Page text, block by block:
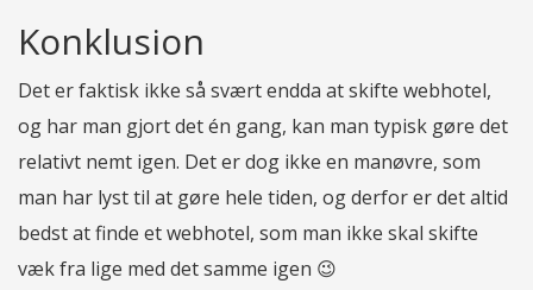
Konklusion
Det er faktisk ikke så svært endda at skifte webhotel,
og har man gjort det én gang, kan man typisk gøre det
relativt nemt igen. Det er dog ikke en manøvre, som
man har lyst til at gøre hele tiden, og derfor er det altid
bedst at finde et webhotel, som man ikke skal skifte
væk fra lige med det samme igen 😉